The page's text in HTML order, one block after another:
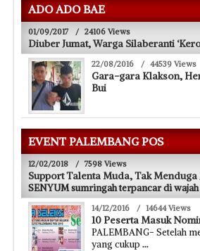
ADO ADO BAE
01/09/2017 / 24106 Views
Diuber Jumat, Warga Silaberanti
22/08/2016 / 44539 Views
Gara-gara Klakson,
Bui
EVENT PALEMBANG POS
12/02/2018 / 7598 Views
Support Talenta Muda, Tak Menduga
SENYUM sumringah terpancar di
14/12/2016 / 14644 Views
10 Peserta Masuk
PALEMBANG- Setelah
yang cukup ...